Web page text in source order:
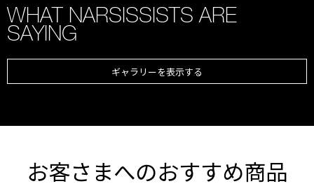
WHAT NARSISSISTS ARE
SAYING
ギャラリーを表示する
お客さまへのおすすめ商品